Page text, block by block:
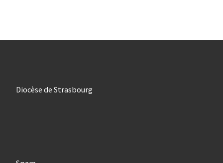
Diocèse de Strasbourg